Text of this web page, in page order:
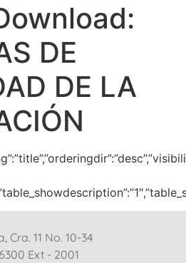
DE
DE LA
Cra. 11 No. 10-34
Ext - 2001